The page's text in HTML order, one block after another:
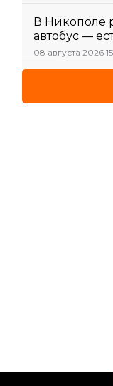
В Никополе
автобус —
08 августа 2026